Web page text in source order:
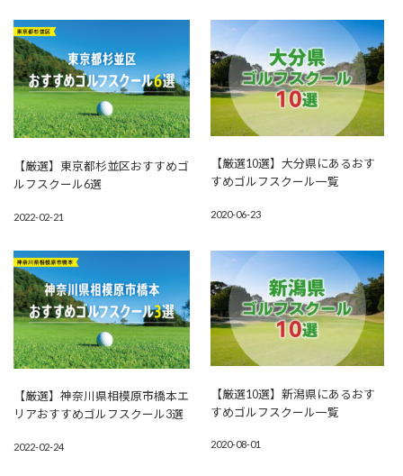
【厳選】東京都杉並区おすすめゴ
ルフスクール6選
2022-02-21
【厳選10選】大分県にあるおす
すめゴルフスクール一覧
2020-06-23
【厳選】神奈川県相模原市橋本エ
リアおすすめゴルフスクール3選
2022-02-24
【厳選10選】新潟県にあるおす
すめゴルフスクール一覧
2020-08-01